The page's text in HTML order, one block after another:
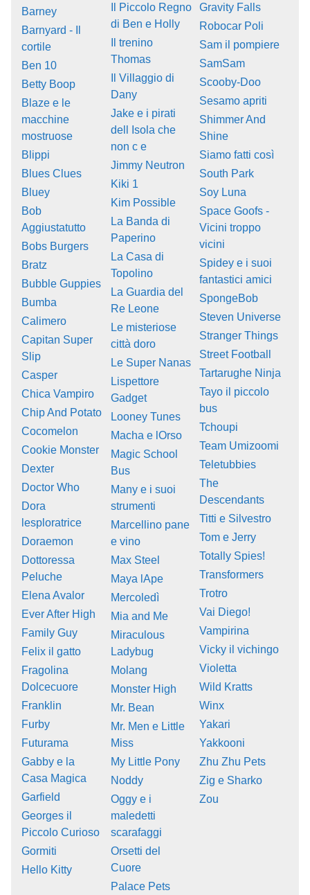
Barney
Barnyard - Il
cortile
Ben 10
Betty Boop
Blaze e le
macchine
mostruose
Blippi
Blues Clues
Bluey
Bob
Aggiustatutto
Bobs Burgers
Bratz
Bubble Guppies
Bumba
Calimero
Capitan Super
Slip
Casper
Chica Vampiro
Chip And Potato
Cocomelon
Cookie Monster
Dexter
Doctor Who
Dora
lesploratrice
Doraemon
Dottoressa
Peluche
Elena Avalor
Ever After High
Family Guy
Felix il gatto
Fragolina
Dolcecuore
Franklin
Furby
Futurama
Gabby e la
Casa Magica
Garfield
Georges il
Piccolo Curioso
Gormiti
Hello Kitty
Il Piccolo Regno
di Ben e Holly
Il trenino
Thomas
Il Villaggio di
Dany
Jake e i pirati
dell Isola che
non c e
Jimmy Neutron
Kiki 1
Kim Possible
La Banda di
Paperino
La Casa di
Topolino
La Guardia del
Re Leone
Le misteriose
città doro
Le Super Nanas
Lispettore
Gadget
Looney Tunes
Macha e lOrso
Magic School
Bus
Many e i suoi
strumenti
Marcellino pane
e vino
Max Steel
Maya lApe
Mercoledì
Mia and Me
Miraculous
Ladybug
Molang
Monster High
Mr. Bean
Mr. Men e Little
Miss
My Little Pony
Noddy
Oggy e i
maledetti
scarafaggi
Orsetti del
Cuore
Palace Pets
Gravity Falls
Robocar Poli
Sam il pompiere
SamSam
Scooby-Doo
Sesamo apriti
Shimmer And
Shine
Siamo fatti così
South Park
Soy Luna
Space Goofs -
Vicini troppo
vicini
Spidey e i suoi
fantastici amici
SpongeBob
Steven Universe
Stranger Things
Street Football
Tartarughe Ninja
Tayo il piccolo
bus
Tchoupi
Team Umizoomi
Teletubbies
The
Descendants
Titti e Silvestro
Tom e Jerry
Totally Spies!
Transformers
Trotro
Vai Diego!
Vampirina
Vicky il vichingo
Violetta
Wild Kratts
Winx
Yakari
Yakkooni
Zhu Zhu Pets
Zig e Sharko
Zou